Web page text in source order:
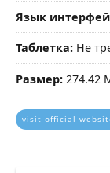
Язык
Таблетка: Не
Размер: 274.42
visit official